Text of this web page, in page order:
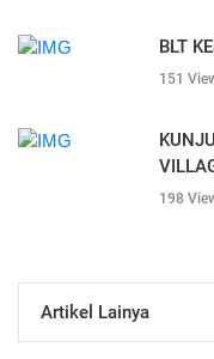
BLT
151
198
Artikel Lainya